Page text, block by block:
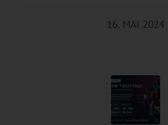
16. MAI 2024